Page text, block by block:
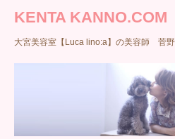
KENTA KANNO.COM
大宮美容室【Luca lino:a】の美容師 菅